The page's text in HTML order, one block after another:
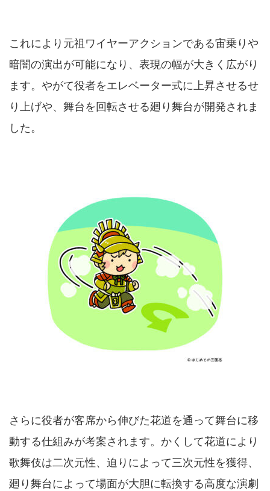
これにより元祖ワイヤーアクションである宙乗りや
暗闇の演出が可能になり、表現の幅が大きく広がり
ます。やがて役者をエレベーター式に上昇させるせ
り上げや、舞台を回転させる廻り舞台が開発されま
した。
さらに役者が客席から伸びた花道を通って舞台に移
動する仕組みが考案されます。かくして花道により
歌舞伎は二次元性、迫りによって三次元性を獲得、
廻り舞台によって場面が大胆に転換する高度な演劇